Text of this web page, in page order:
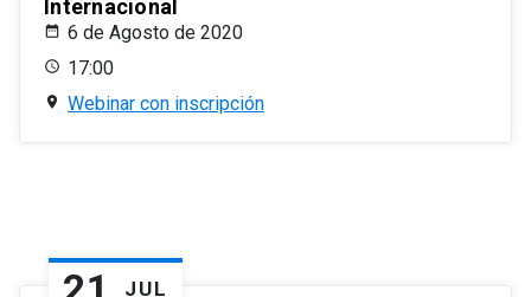
Internacional
6 de Agosto de 2020
17:00
Webinar con inscripción
JUL